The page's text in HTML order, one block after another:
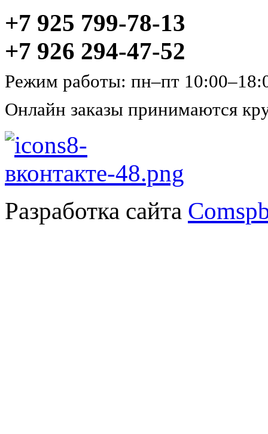
+7 925 799-78-13
+7 926 294-47-52
Режим работы: пн–пт
Онлайн заказы принимаются
Разработка сайта